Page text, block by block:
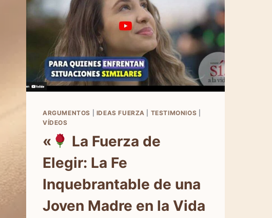
ARGUMENTOS IDEAS FUERZA TESTIMONIOS
VÍDEOS
«
La Fuerza de
Elegir: La Fe
Inquebrantable de una
Joven Madre en la Vida